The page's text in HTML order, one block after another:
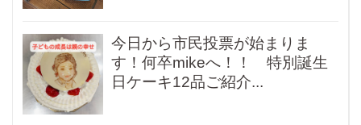
今日から市民投票が始まりま
す！何卒mikeへ！！ 特別誕生
日ケーキ12品ご紹介...